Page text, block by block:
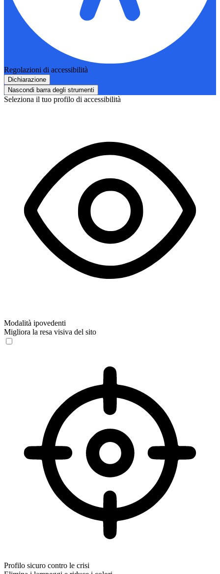
Regolazioni di accessibilità
Dichiarazione
Nascondi barra degli strumenti
Seleziona il tuo profilo di accessibilità
Modalità ipovedenti
Migliora la resa visiva del sito
Profilo sicuro contro le crisi